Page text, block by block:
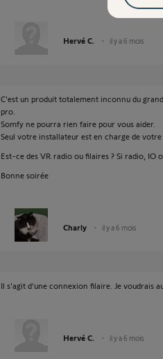
Hervé C. il y a 6 mois
C'est un produit totalement inconnu du
pro.
Somfy ne pourra rien faire pour vous aider.
Seul votre installateur est en charge de votre
Est-ce des VR radio ou filaires ? Si radio, IO
Bonne soirée
Charly il y a 6 mois
Il s'agit d'une connexion filaire. Je voudrais
Hervé C. il y a 6 mois